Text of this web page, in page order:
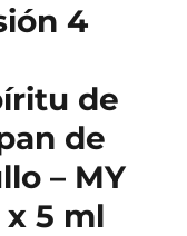
4
de
de
– MY
x 5 ml